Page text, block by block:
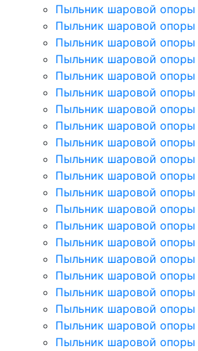
Пыльник шаровой опоры
Пыльник шаровой
Пыльник шаровой опоры
Пыльник шаровой опоры
Пыльник шаровой
Пыльник шаровой
Пыльник шаровой опоры
Пыльник шаровой опоры
Пыльник шаровой опоры
Пыльник шаровой
Пыльник шаровой
Пыльник шаровой
Пыльник шаровой опоры
Пыльник шаровой
Пыльник шаровой опоры
Пыльник шаровой опоры
Пыльник шаровой опоры
Пыльник шаровой опоры
Пыльник шаровой опоры
Пыльник шаровой опоры
Пыльник шаровой опоры